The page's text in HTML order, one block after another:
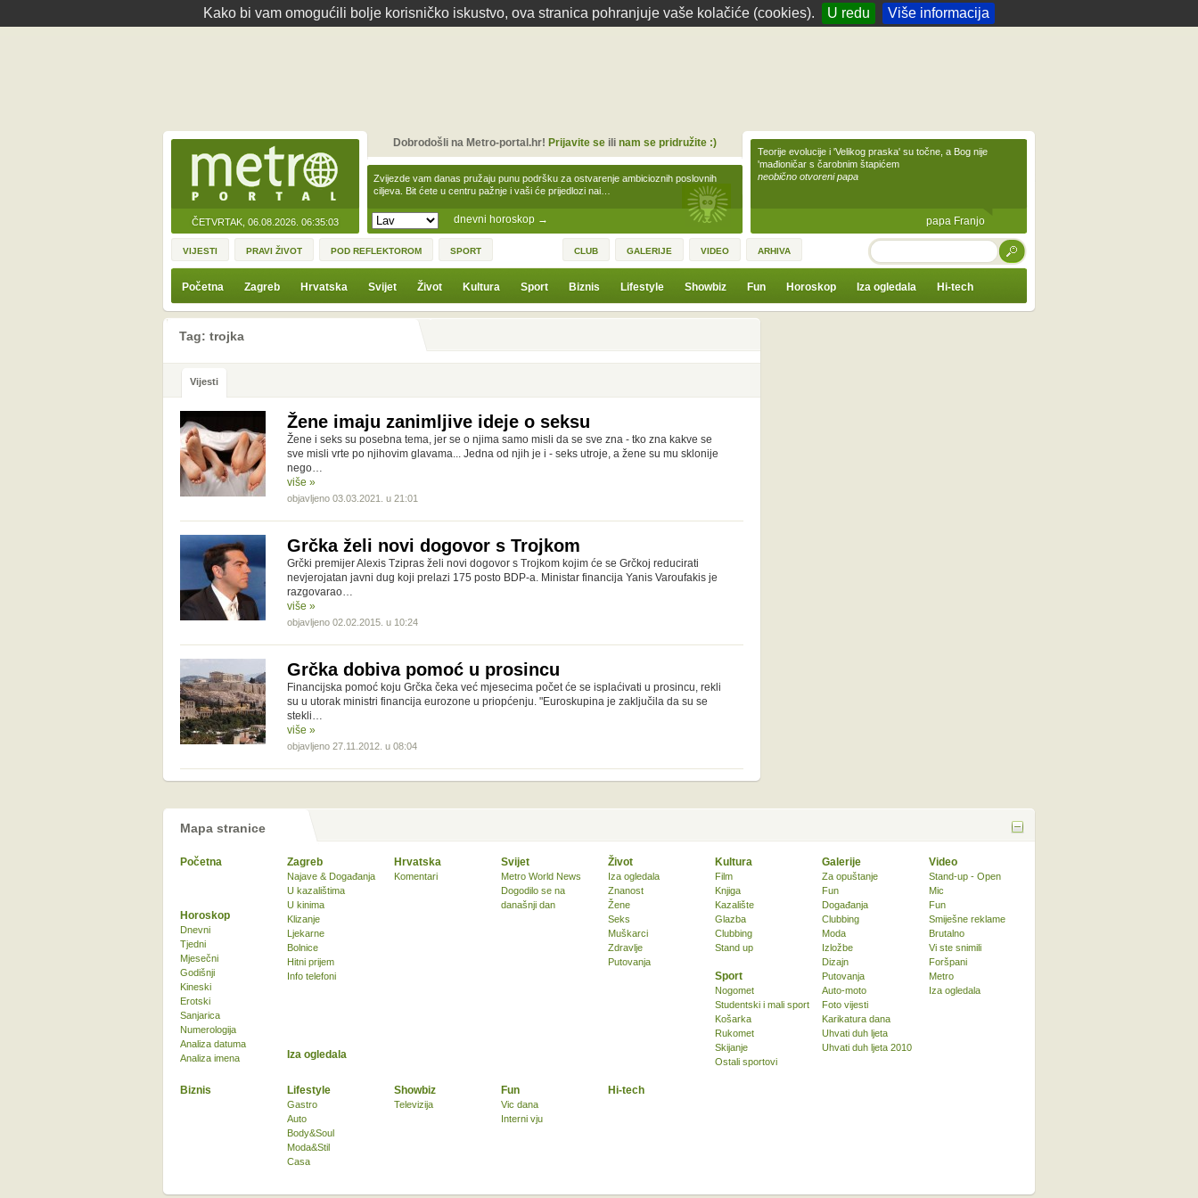
Kako bi vam omogućili bolje korisničko iskustvo, ova stranica pohranjuje vaše kolačiće (cookies). U redu Više informacija
ČETVRTAK, 06.08.2026. 06:35:03 dnevni horoskop →
Zvijezde vam danas pružaju punu podršku za ostvarenje ambicioznih poslovnih
ciljeva. Bit ćete u centru pažnje i vaši će prijedlozi nai…
Dobrodošli na Metro-portal.hr! Prijavite seili nam se pridružite :)
Teorije evolucije i 'Velikog praska' su točne, a Bog nije
'mađioničar s čarobnim štapićem
neobično otvoreni papa
papa Franjo
VIJESTI PRAVI ŽIVOT POD REFLEKTOROM SPORT CLUB GALERIJE VIDEO ARHIVA TRAŽI
Početna Zagreb Hrvatska Svijet Život Kultura Sport Biznis Lifestyle Showbiz Fun Horoskop Iza ogledala Hi-tech
Tag: trojka
Vijesti
Žene imaju zanimljive ideje o seksu
Žene i seks su posebna tema, jer se o njima samo misli da se sve zna - tko zna kakve se
sve misli vrte po njihovim glavama... Jedna od njih je i - seks utroje, a žene su mu sklonije
nego…
više »
objavljeno 03.03.2021. u 21:01
Grčka želi novi dogovor s Trojkom
Grčki premijer Alexis Tzipras želi novi dogovor s Trojkom kojim će se Grčkoj reducirati
nevjerojatan javni dug koji prelazi 175 posto BDP-a. Ministar financija Yanis Varoufakis je
razgovarao…
više »
objavljeno 02.02.2015. u 10:24
Grčka dobiva pomoć u prosincu
Financijska pomoć koju Grčka čeka već mjesecima počet će se isplaćivati u prosincu, rekli
su u utorak ministri financija eurozone u priopćenju. "Euroskupina je zaključila da su se
stekli…
više »
objavljeno 27.11.2012. u 08:04
Mapa stranice
Početna Zagreb
Najave & Događanja
U kazalištima
U kinima
Klizanje
Ljekarne
Bolnice
Hitni prijem
Info telefoni
Hrvatska
Komentari
Svijet
Metro World News
Dogodilo se na
današnji dan
Život
Iza ogledala
Znanost
Žene
Seks
Muškarci
Zdravlje
Putovanja
Kultura
Film
Knjiga
Kazalište
Glazba
Clubbing
Stand up
Sport
Nogomet
Studentski i mali sport
Košarka
Rukomet
Skijanje
Ostali sportovi
Biznis Lifestyle
Gastro
Auto
Body&Soul
Moda&Stil
Casa
Showbiz
Televizija
Fun
Vic dana
Interni vju
Horoskop
Dnevni
Tjedni
Mjesečni
Godišnji
Kineski
Erotski
Sanjarica
Numerologija
Analiza datuma
Analiza imena
Iza ogledala
Hi-tech
Galerije
Za opuštanje
Fun
Događanja
Clubbing
Moda
Izložbe
Dizajn
Putovanja
Auto-moto
Foto vijesti
Karikatura dana
Uhvati duh ljeta
Uhvati duh ljeta 2010
Video
Stand-up - Open
Mic
Fun
Smiješne reklame
Brutalno
Vi ste snimili
Foršpani
Metro
Iza ogledala